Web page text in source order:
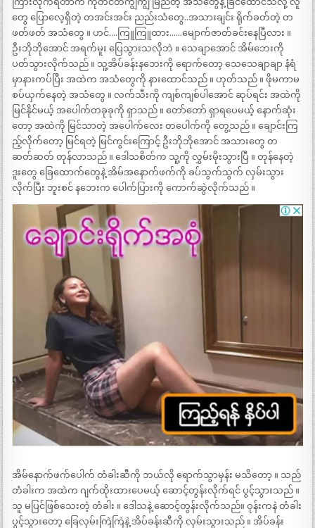
တွေ ပြောလေ့ရှိတဲ့ တအင်းအင်း ညည်းသံတွေ..အသားချင်း ရိုက်ခတ်တဲ့ တ
ဖတ်ဖတ် အသံတွေ ။ ဟင်….ကြူကြူထား……မျောက်ဇာတ်ခင်းနေပြီလား ။
ဦးဘိုဘိုအောင် အရက်မူး ပြေသွားသလိုဘဲ ။ သေချာအောင် အိမ်ဘေးကို
ပတ်သွားလိုက်သည် ။ သူ့အိပ်ခန်းနဘေးကို ရောက်တော့ သေသေချာချာ နံရံ
မှာနားကပ်ပြီး အထဲက အသံတွေကို နားထောင်သည် ။ ဟုတ်သည် ။ ဖိုမကာမ
စပ်ယှက်နေတဲ့ အသံတွေ ။ လက်သီးကို ကျစ်ကျစ်ပါအောင် ဆုပ်ရင်း အထဲကို
မြင်နိုင်မယ့် အပေါက်တခုခုကို ရှာသည် ။ တော်တော် ရှာရပေမယ့် နောက်ဆုံး
တော့ အထဲကို မြင်သာတဲ့ အပေါက်လေး တပေါက်ကို တွေ့သည် ။ ချောင်းကြ
ည့်လိုက်တော့ မြင်ရတဲ့ မြင်ကွင်းကြောင့် ဦးဘိုဘိုအောင် အသားတွေ တ
ဆတ်ဆတ် တုန်လာသည် ။ ဒေါသစိတ်က သူ့ကို လွှမ်းမိုးသွားပြီ ။ တုန်နေတဲ့
ဒူးတွေ ခြေထောက်တွေနဲ့ အိမ်အနောက်ဖက်ကို ခပ်သွက်သွက် လှမ်းသွား
လိုက်ပြီး ဘူးစင် နဘေးက ပေါက်ပြားကို ကောက်ဆွဲလိုက်သည် ။
အိမ်နောက်ဖက်ပေါက် တံခါးဆီကို ဘယ်လို ရောက်သွာမှန်း မသိတော့ ။ သည်
တံခါးက အထဲက ဂျက်ထိုးထားပေမယ့် ဆောင့်တွန်းလိုက်ရင် ပွင့်သွားသည် ။
သူ မပြင်ဖြစ်သေးတဲ့ တံခါး ။ ဒေါသနဲ့ ဆောင့်တွန်းလိုက်သည်။ ဝုန်းကနဲ တံခါး
ပွင့်သွားတော့ ခြေလှမ်းကြဲကြဲနဲ့ အိပ်ခန်းဆီကို လှမ်းသွားသည် ။ အိပ်ခန်း